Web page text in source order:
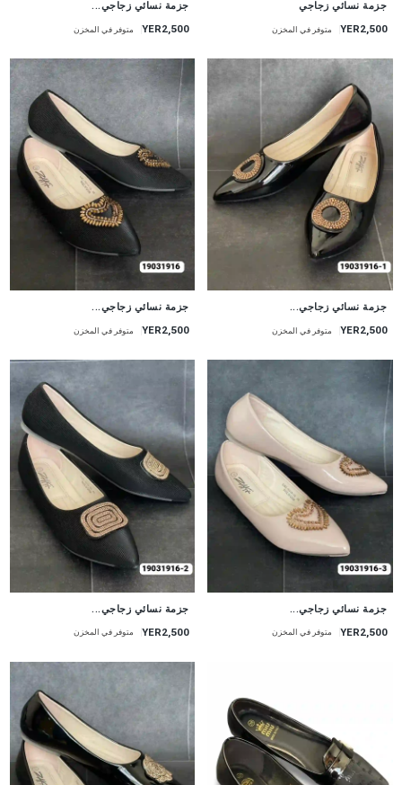
جزمة نسائي زجاجي
YER2,500 متوفر في المخزن
جزمة نسائي زجاجي...
YER2,500 متوفر في المخزن
جزمة نسائي زجاجي...
YER2,500 متوفر في المخزن
جزمة نسائي زجاجي...
YER2,500 متوفر في المخزن
جزمة نسائي زجاجي...
YER2,500 متوفر في المخزن
جزمة نسائي زجاجي...
YER2,500 متوفر في المخزن